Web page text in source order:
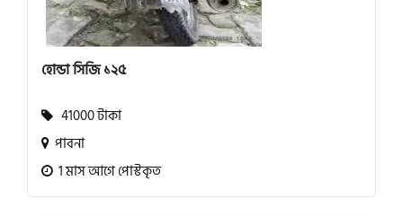
হোন্ডা সিজি ১২৫
41000 টাকা
পাবনা
1 মাস আগে পোস্টকৃত